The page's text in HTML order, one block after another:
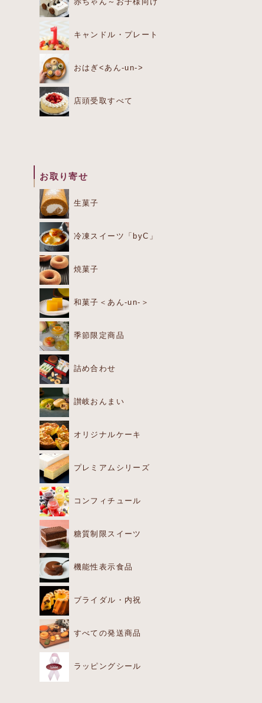
キャンドル・プレート
おはぎ<あん-un->
店頭受取すべて
お取り寄せ
生菓子
冷凍スイーツ「byC」
焼菓子
和菓子＜あん-un-＞
季節限定商品
詰め合わせ
讃岐おんまい
オリジナルケーキ
プレミアムシリーズ
コンフィチュール
糖質制限スイーツ
機能性表示食品
ブライダル・内祝
すべての発送商品
ラッピングシール